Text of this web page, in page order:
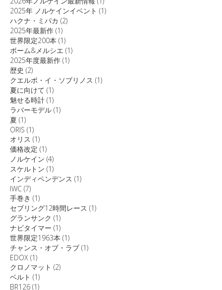
2025年 ノルケインイベント (1)
ハクナ・ミパカ (2)
2025年最新作 (1)
世界限定200本 (1)
ボーム&メルシエ (1)
2025年度最新作 (1)
歴史 (2)
クエルボ・イ・ソブリノス (1)
夏に向けて (1)
魅せる時計 (1)
ラバーモデル (1)
夏 (1)
ORIS (1)
オリス (1)
価格改定 (1)
ノルケイン (4)
スケルトン (1)
インディペンデンス (1)
IWC (7)
手巻き (1)
セブリング12時間レース (1)
グランサンク (1)
ナビタイマー (1)
世界限定1963本 (1)
チャンス・オブ・ラブ (1)
EDOX (1)
クロノマット (2)
ベルト (1)
BR126 (1)